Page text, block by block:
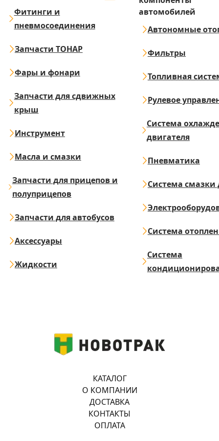
Фитинги и
пневмосоединения
Запчасти ТОНАР
Фары и фонари
Запчасти для сдвижных
крыш
Инструмент
Масла и смазки
Запчасти для прицепов и
полуприцепов
Запчасти для автобусов
Аксессуары
Жидкости
автомобилей
Автономные
Фильтры
Топливная
Рулевое
Система
двигателя
Пневматика
Система смазки
Система
Система
КАТАЛОГ
О КОМПАНИИ
ДОСТАВКА
КОНТАКТЫ
ОПЛАТА